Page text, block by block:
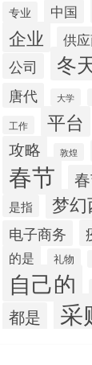
专业 中国
企业 供
公司 冬
唐代 大学
工作 平台
攻略 敦煌
春节
是指 梦幻
电子商务
的是 礼物
自己的
都是 采